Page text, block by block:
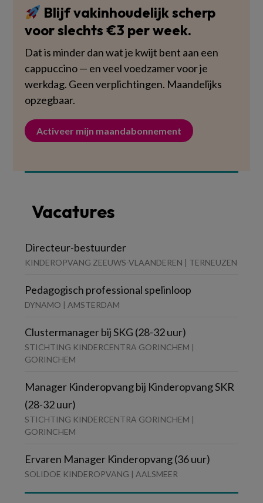
Blijf vakinhoudelijk scherp
voor slechts €3 per week.
Dat is minder dan wat je kwijt bent aan een
cappuccino — en veel voedzamer voor je
werkdag. Geen verplichtingen. Maandelijks
opzegbaar.
Activeer mijn maandabonnement
Vacatures
Directeur-bestuurder
KINDEROPVANG ZEEUWS-VLAANDEREN | TERNEUZEN
Pedagogisch professional spelinloop
DYNAMO | AMSTERDAM
Clustermanager bij SKG (28-32 uur)
STICHTING KINDERCENTRA GORINCHEM |
GORINCHEM
Manager Kinderopvang bij Kinderopvang SKR
(28-32 uur)
STICHTING KINDERCENTRA GORINCHEM |
GORINCHEM
Ervaren Manager Kinderopvang (36 uur)
SOLIDOE KINDEROPVANG | AALSMEER